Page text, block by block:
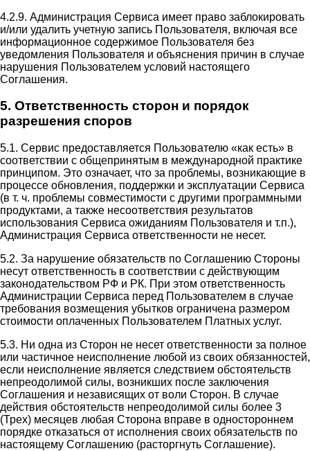
4.2.9. Администрация Сервиса имеет право заблокировать
и/или удалить учетную запись Пользователя, включая все
информационное содержимое Пользователя без
уведомления Пользователя и объяснения причин в случае
нарушения Пользователем условий настоящего
Соглашения.
5. Ответственность сторон и порядок
разрешения споров
5.1. Сервис предоставляется Пользователю «как есть» в
соответствии с общепринятым в международной практике
принципом. Это означает, что за проблемы, возникающие в
процессе обновления, поддержки и эксплуатации Сервиса
(в т. ч. проблемы совместимости с другими программными
продуктами, а также несоответствия результатов
использования Сервиса ожиданиям Пользователя и т.п.),
Администрация Сервиса ответственности не несет.
5.2. За нарушение обязательств по Соглашению Стороны
несут ответственность в соответствии с действующим
законодательством РФ и РК. При этом ответственность
Администрации Сервиса перед Пользователем в случае
требования возмещения убытков ограничена размером
стоимости оплаченных Пользователем Платных услуг.
5.3. Ни одна из Сторон не несет ответственности за полное
или частичное неисполнение любой из своих обязанностей,
если неисполнение является следствием обстоятельств
непреодолимой силы, возникших после заключения
Соглашения и независящих от воли Сторон. В случае
действия обстоятельств непреодолимой силы более 3
(Трех) месяцев любая Сторона вправе в одностороннем
порядке отказаться от исполнения своих обязательств по
настоящему Соглашению (расторгнуть Соглашение).